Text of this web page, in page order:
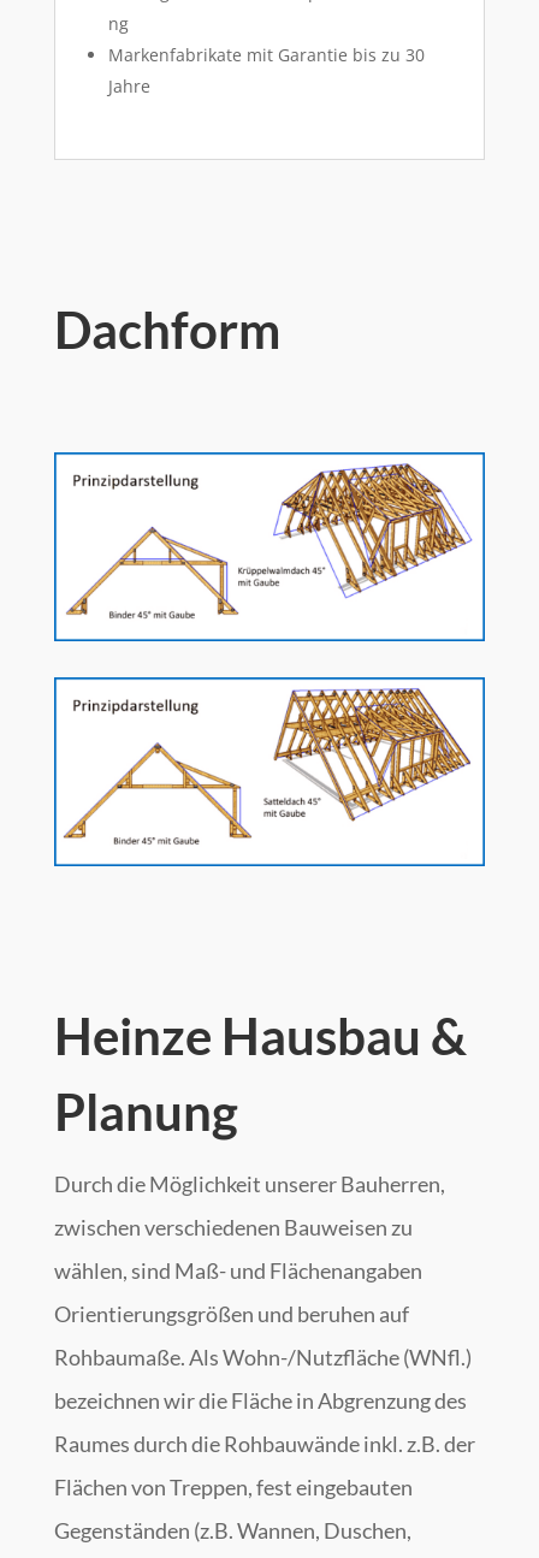
ng
Markenfabrikate mit Garantie bis zu 30
Jahre
Dachform
Heinze Hausbau &
Planung
Durch die Möglichkeit unserer Bauherren,
zwischen verschiedenen Bauweisen zu
wählen, sind Maß- und Flächenangaben
Orientierungsgrößen und beruhen auf
Rohbaumaße. Als Wohn-/Nutzfläche (WNfl.)
bezeichnen wir die Fläche in Abgrenzung des
Raumes durch die Rohbauwände inkl. z.B. der
Flächen von Treppen, fest eingebauten
Gegenständen (z.B. Wannen, Duschen,